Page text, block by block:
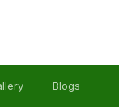
Blogs